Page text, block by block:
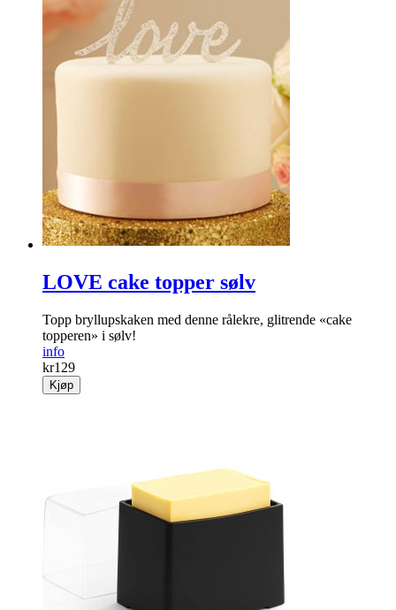
LOVE cake topper sølv
Topp bryllupskaken med denne rålekre, glitrende «cake
topperen» i sølv!
info
kr129
Kjøp